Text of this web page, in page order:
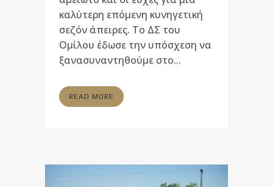
καλύτερη επόμενη κυνηγετική
σεζόν άπειρες. Το ΔΣ του
Ομίλου έδωσε την υπόσχεση να
ξανασυναντηθούμε στο...
READ MORE